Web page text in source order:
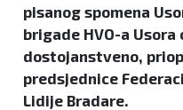
pisanog spomena
brigade HVO-a
dostojanstveno,
predsjednice
Lidije Bradare.